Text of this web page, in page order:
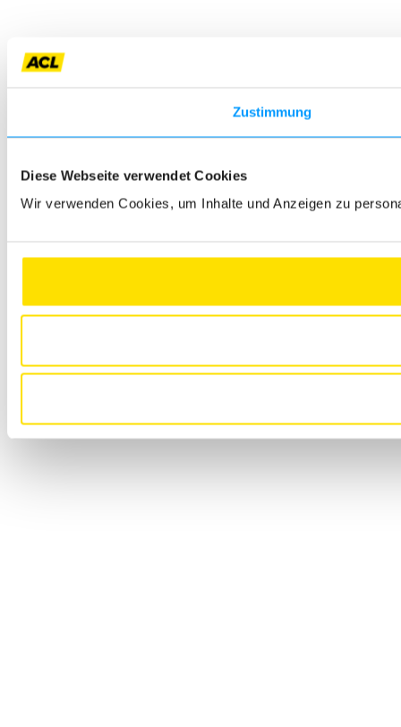
Zustimmung
Diese Webseite verwendet Cookies
Wir verwenden Cookies, um Inhalte und Anzeigen zu